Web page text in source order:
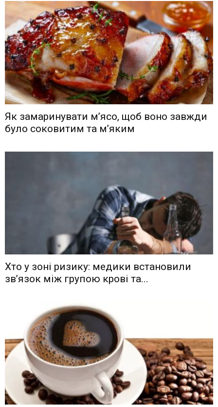
Як замаринувати м’ясо, щоб воно завжди
було соковитим та м’яким
Хто у зоні ризику: медики встановили
зв’язок між групою крові та...